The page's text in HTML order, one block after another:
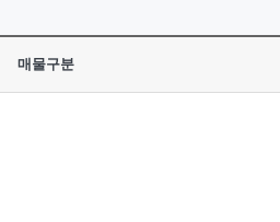
매물구분